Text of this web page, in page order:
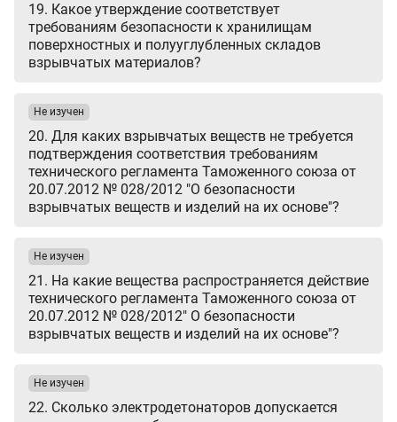
19. Какое утверждение соответствует
требованиям безопасности к хранилищам
поверхностных и полууглубленных складов
взрывчатых материалов?
20. Для каких взрывчатых веществ не требуется
подтверждения соответствия требованиям
технического регламента Таможенного союза от
20.07.2012 № 028/2012 "О безопасности
взрывчатых веществ и изделий на их основе"?
Не изучен
21. На какие вещества распространяется действие
технического регламента Таможенного союза от
20.07.2012 № 028/2012" О безопасности
взрывчатых веществ и изделий на их основе"?
Не изучен
22. Сколько электродетонаторов допускается
Не изучен